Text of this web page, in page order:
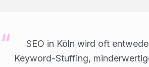
SEO in Köln wird oft
Keyword-Stuffing,